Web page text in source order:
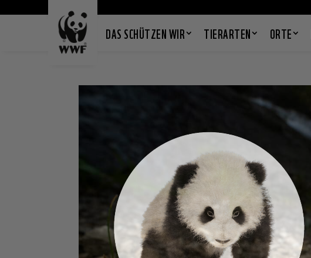
DAS SCHÜTZEN WIR TIERARTEN ORTE